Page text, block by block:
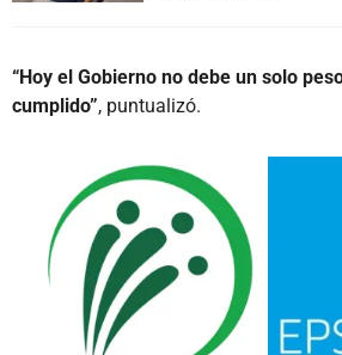
“Hoy el Gobierno no debe un solo
cumplido”, puntualizó.